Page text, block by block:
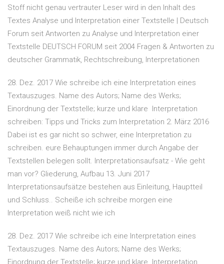
Stoff nicht genau vertrauter Leser wird in den Inhalt des
Textes Analyse und Interpretation einer Textstelle | Deutsch
Forum seit Antworten zu Analyse und Interpretation einer
Textstelle DEUTSCH FORUM seit 2004 Fragen & Antworten zu
deutscher Grammatik, Rechtschreibung, Interpretationen
28. Dez. 2017 Wie schreibe ich eine Interpretation eines
Textauszuges. Name des Autors; Name des Werks;
Einordnung der Textstelle; kurze und klare Interpretation
schreiben: Tipps und Tricks zum Interpretation 2. März 2016
Dabei ist es gar nicht so schwer, eine Interpretation zu
schreiben. eure Behauptungen immer durch Angabe der
Textstellen belegen sollt. Interpretationsaufsatz - Wie geht
man vor? Gliederung, Aufbau 13. Juni 2017
Interpretationsaufsätze bestehen aus Einleitung, Hauptteil
und Schluss.. Scheiße ich schreibe morgen eine
Interpretation weiß nicht wie ich
28. Dez. 2017 Wie schreibe ich eine Interpretation eines
Textauszuges. Name des Autors; Name des Werks;